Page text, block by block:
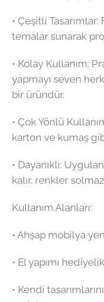
•⁠ ⁠Çeşitli
temalar sunarak
•⁠ ⁠Kolay Kullanım:
yapmayı seven
bir üründür.
•⁠ ⁠Çok Yönlü
karton ve kumaş
•⁠ ⁠Dayanıklı:
kalır, renkler
Kullanım Alanları:
•⁠ ⁠Ahşap mobilya
•⁠ ⁠El yapımı
•⁠ ⁠Kendi